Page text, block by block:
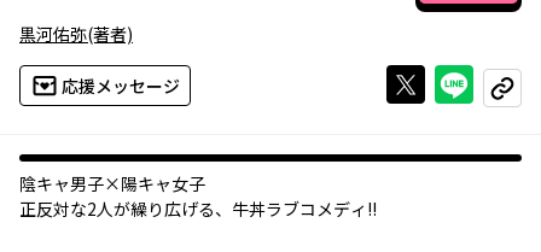
黒河佑弥(著者)
応援メッセージ Xで投稿する
ライン
コピー
陰キャ男子×陽キャ女子
正反対な2人が繰り広げる、牛丼ラブコメディ!!